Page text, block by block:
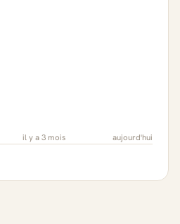
il y a 3 mois aujourd'hui